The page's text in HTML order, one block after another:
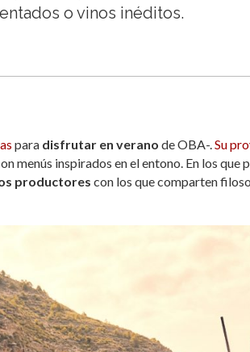
o vinos inéditos.
para disfrutar en verano de OBA-. Su
menús inspirados en el entono. En los que
productores con los que comparten